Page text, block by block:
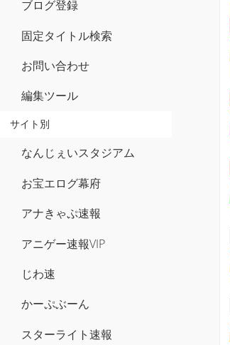
ブログ登録
固定タイトル検索
お問い合わせ
編集ツール
サイト別
なんじぇいスタジアム
お宝エログ幕府
アナきゃぷ速報
アニゲー速報VIP
じわ速
かーぷぶーん
スターライト速報